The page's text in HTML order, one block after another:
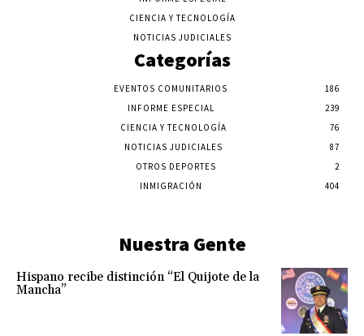
CIENCIA Y TECNOLOGÍA
NOTICIAS JUDICIALES
Categorías
EVENTOS COMUNITARIOS
186
INFORME ESPECIAL
239
CIENCIA Y TECNOLOGÍA
76
NOTICIAS JUDICIALES
87
OTROS DEPORTES
2
INMIGRACIÓN
404
Nuestra Gente
Hispano recibe distinción “El Quijote de la
Mancha”